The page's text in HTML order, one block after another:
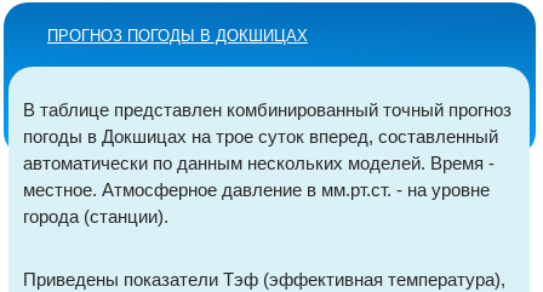
ПРОГНОЗ ПОГОДЫ В ДОКШИЦАХ
В таблице представлен комбинированный точный прогноз
погоды в Докшицах на трое суток вперед, составленный
автоматически по данным нескольких моделей. Время -
местное. Атмосферное давление в мм.рт.ст. - на уровне
города (станции).
Приведены показатели Тэф (эффективная температура),